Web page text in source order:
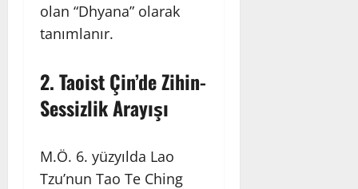
olan “Dhyana” olarak
tanımlanır.
2.Taoist Çin’de Zihin-
Sessizlik Arayışı
M.Ö. 6. yüzyılda Lao
Tzu’nun Tao Te Ching